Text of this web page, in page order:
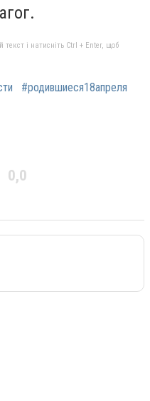
і натисніть Ctrl + Enter, щоб
#родившиеся18апреля
0,0